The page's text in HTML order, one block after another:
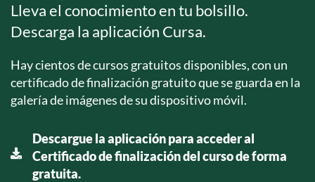
Lleva el conocimiento en tu bolsillo.
Descarga la aplicación Cursa.
Hay cientos de cursos gratuitos disponibles, con un
certificado de finalización gratuito que se guarda en la
galería de imágenes de su dispositivo móvil.
Descargue la aplicación para acceder al
Certificado de finalización del curso de forma
gratuita.